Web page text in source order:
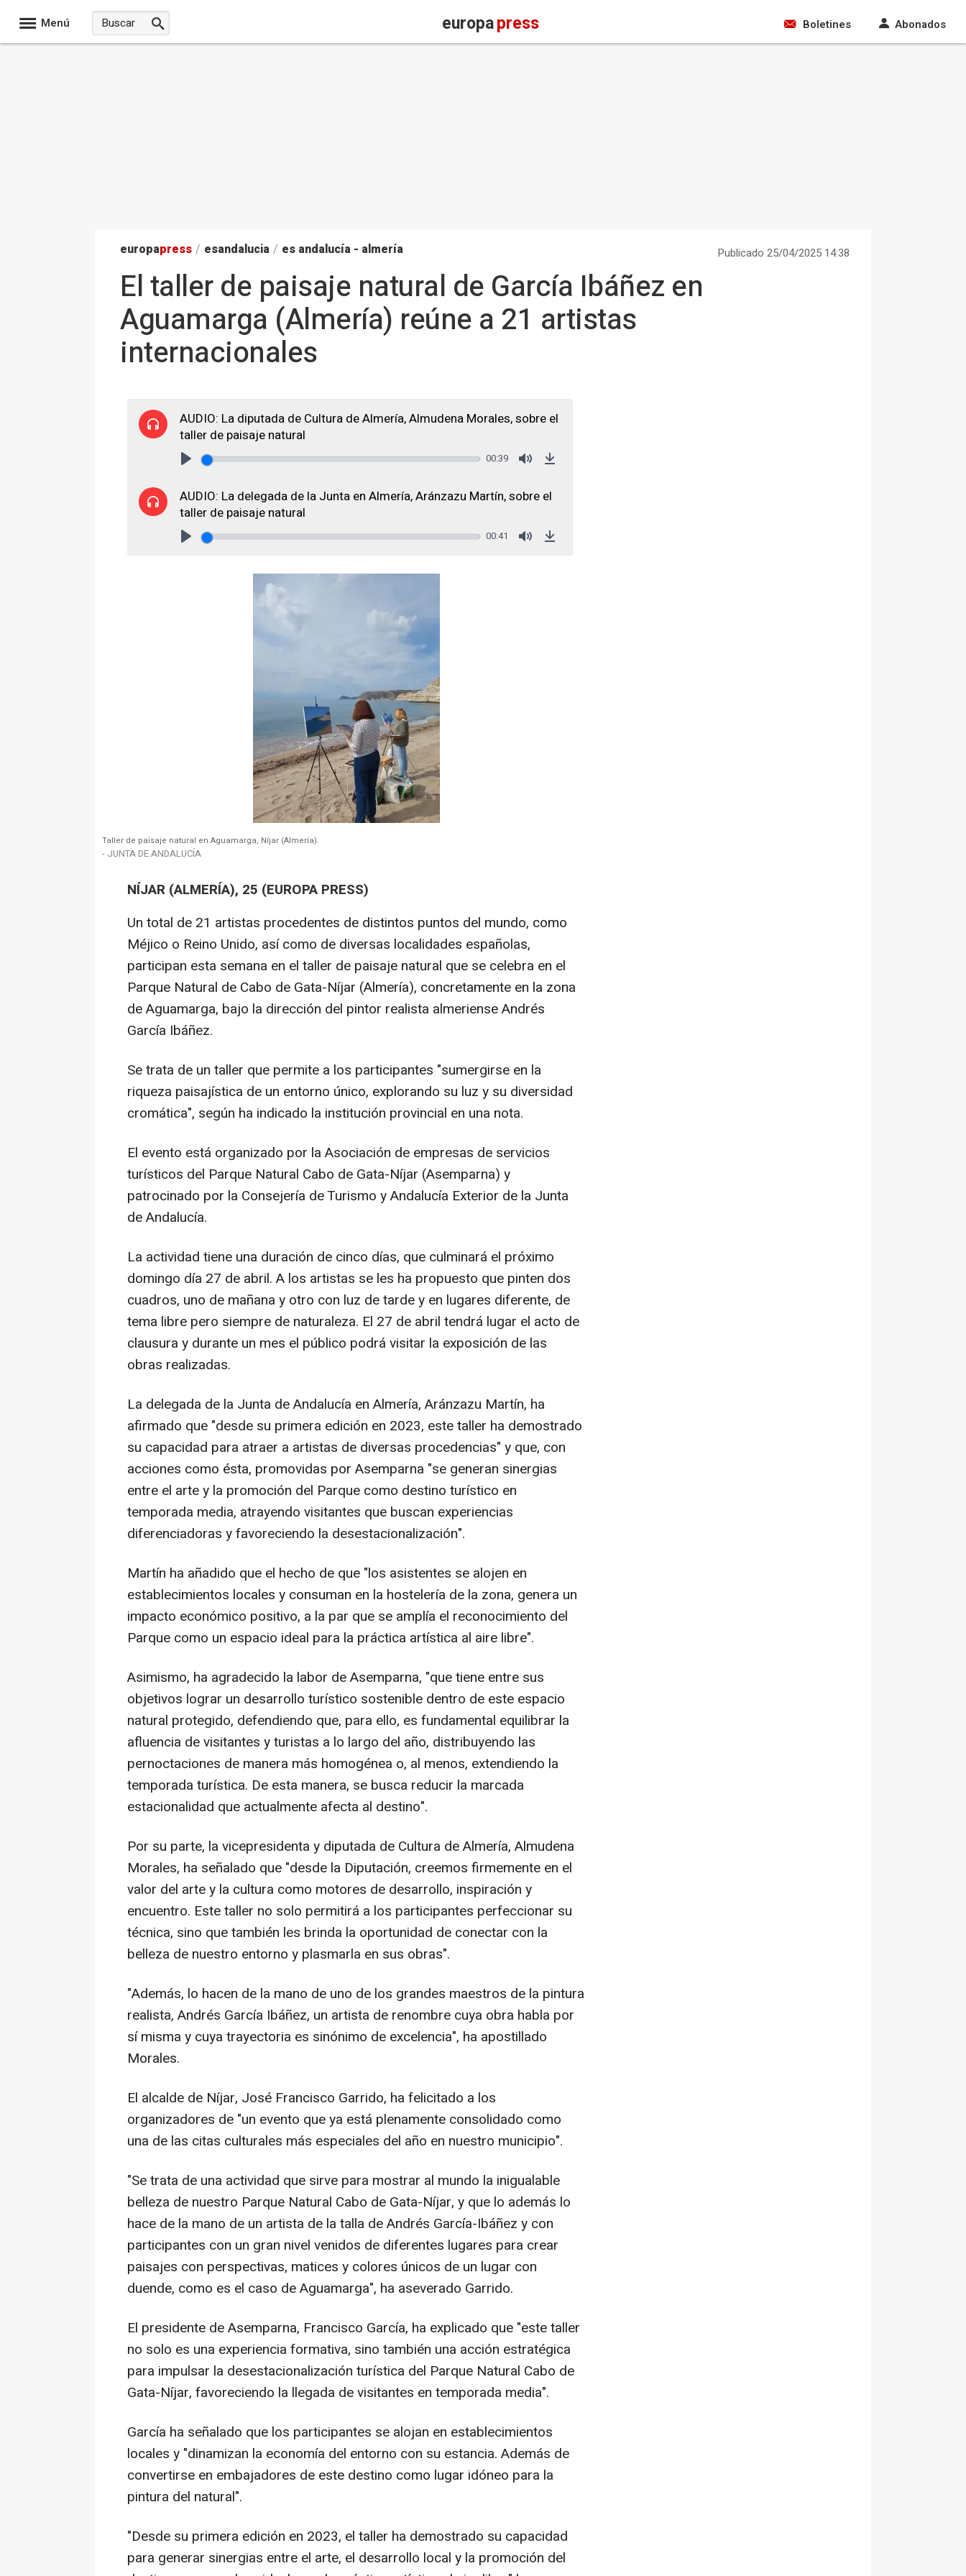
Menú europapress Boletines Abonados
europapress / esandalucia / es andalucía - almería Publicado 25/04/2025 14:38
El taller de paisaje natural de García Ibáñez en
Aguamarga (Almería) reúne a 21 artistas
internacionales
AUDIO: La diputada de Cultura de Almería, Almudena Morales, sobre el
taller de paisaje natural
00:39
AUDIO: La delegada de la Junta en Almería, Aránzazu Martín, sobre el
taller de paisaje natural
00:41
Taller de paisaje natural en Aguamarga, Níjar (Almería).
- JUNTA DE ANDALUCÍA
NÍJAR (ALMERÍA), 25 (EUROPA PRESS)
Un total de 21 artistas procedentes de distintos puntos del mundo, como
Méjico o Reino Unido, así como de diversas localidades españolas,
participan esta semana en el taller de paisaje natural que se celebra en el
Parque Natural de Cabo de Gata-Níjar (Almería), concretamente en la zona
de Aguamarga, bajo la dirección del pintor realista almeriense Andrés
García Ibáñez.
Se trata de un taller que permite a los participantes "sumergirse en la
riqueza paisajística de un entorno único, explorando su luz y su diversidad
cromática", según ha indicado la institución provincial en una nota.
El evento está organizado por la Asociación de empresas de servicios
turísticos del Parque Natural Cabo de Gata-Níjar (Asemparna) y
patrocinado por la Consejería de Turismo y Andalucía Exterior de la Junta
de Andalucía.
La actividad tiene una duración de cinco días, que culminará el próximo
domingo día 27 de abril. A los artistas se les ha propuesto que pinten dos
cuadros, uno de mañana y otro con luz de tarde y en lugares diferente, de
tema libre pero siempre de naturaleza. El 27 de abril tendrá lugar el acto de
clausura y durante un mes el público podrá visitar la exposición de las
obras realizadas.
La delegada de la Junta de Andalucía en Almería, Aránzazu Martín, ha
afirmado que "desde su primera edición en 2023, este taller ha demostrado
su capacidad para atraer a artistas de diversas procedencias" y que, con
acciones como ésta, promovidas por Asemparna "se generan sinergias
entre el arte y la promoción del Parque como destino turístico en
temporada media, atrayendo visitantes que buscan experiencias
diferenciadoras y favoreciendo la desestacionalización".
Martín ha añadido que el hecho de que "los asistentes se alojen en
establecimientos locales y consuman en la hostelería de la zona, genera un
impacto económico positivo, a la par que se amplía el reconocimiento del
Parque como un espacio ideal para la práctica artística al aire libre".
Asimismo, ha agradecido la labor de Asemparna, "que tiene entre sus
objetivos lograr un desarrollo turístico sostenible dentro de este espacio
natural protegido, defendiendo que, para ello, es fundamental equilibrar la
afluencia de visitantes y turistas a lo largo del año, distribuyendo las
pernoctaciones de manera más homogénea o, al menos, extendiendo la
temporada turística. De esta manera, se busca reducir la marcada
estacionalidad que actualmente afecta al destino".
Por su parte, la vicepresidenta y diputada de Cultura de Almería, Almudena
Morales, ha señalado que "desde la Diputación, creemos firmemente en el
valor del arte y la cultura como motores de desarrollo, inspiración y
encuentro. Este taller no solo permitirá a los participantes perfeccionar su
técnica, sino que también les brinda la oportunidad de conectar con la
belleza de nuestro entorno y plasmarla en sus obras".
"Además, lo hacen de la mano de uno de los grandes maestros de la pintura
realista, Andrés García Ibáñez, un artista de renombre cuya obra habla por
sí misma y cuya trayectoria es sinónimo de excelencia", ha apostillado
Morales.
El alcalde de Níjar, José Francisco Garrido, ha felicitado a los
organizadores de "un evento que ya está plenamente consolidado como
una de las citas culturales más especiales del año en nuestro municipio".
"Se trata de una actividad que sirve para mostrar al mundo la inigualable
belleza de nuestro Parque Natural Cabo de Gata-Níjar, y que lo además lo
hace de la mano de un artista de la talla de Andrés García-Ibáñez y con
participantes con un gran nivel venidos de diferentes lugares para crear
paisajes con perspectivas, matices y colores únicos de un lugar con
duende, como es el caso de Aguamarga", ha aseverado Garrido.
El presidente de Asemparna, Francisco García, ha explicado que "este taller
no solo es una experiencia formativa, sino también una acción estratégica
para impulsar la desestacionalización turística del Parque Natural Cabo de
Gata-Níjar, favoreciendo la llegada de visitantes en temporada media".
García ha señalado que los participantes se alojan en establecimientos
locales y "dinamizan la economía del entorno con su estancia. Además de
convertirse en embajadores de este destino como lugar idóneo para la
pintura del natural".
"Desde su primera edición en 2023, el taller ha demostrado su capacidad
para generar sinergias entre el arte, el desarrollo local y la promoción del